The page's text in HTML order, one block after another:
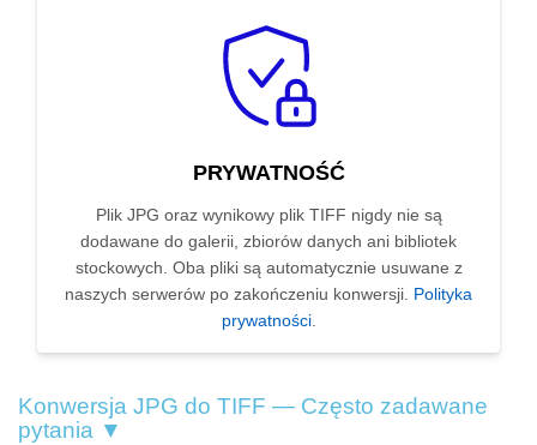
PRYWATNOŚĆ
Plik JPG oraz wynikowy plik TIFF nigdy nie są
dodawane do galerii, zbiorów danych ani bibliotek
stockowych. Oba pliki są automatycznie usuwane z
naszych serwerów po zakończeniu konwersji. Polityka
prywatności.
Konwersja JPG do TIFF — Często zadawane
pytania ▼